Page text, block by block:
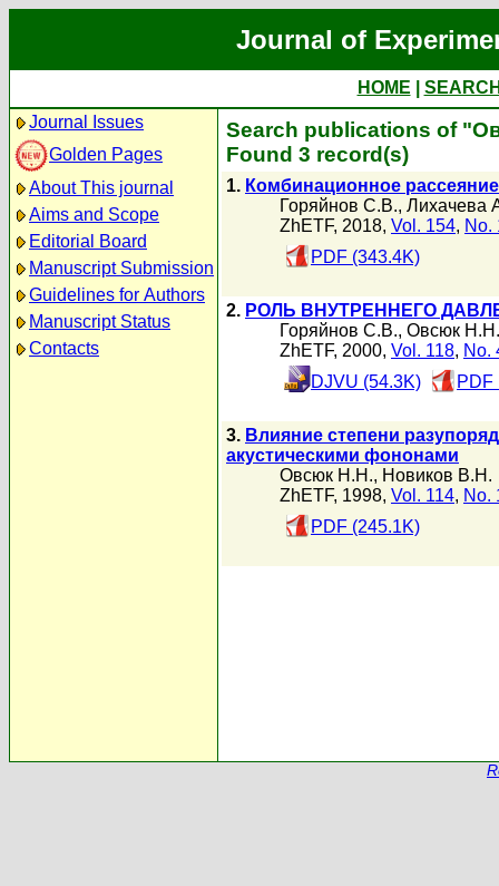
Journal of
HOME
Journal Issues
Golden Pages
About This journal
Aims and Scope
Editorial Board
Manuscript Submission
Guidelines for Authors
Manuscript Status
Contacts
Search publications of
Found 3 record(s)
1. Комбинационное
Горяйнов С.В., Лихачева
ZhETF, 2018, Vol. 154, No.
PDF (343.4K)
2. РОЛЬ ВНУТРЕННЕГО
Горяйнов С.В., Овсюк Н.Н.
ZhETF, 2000, Vol. 118, No.
DJVU (54.3K)
PDF
3. Влияние степени
акустическими фононами
Овсюк Н.Н., Новиков В.Н.
ZhETF, 1998, Vol. 114, No.
PDF (245.1K)